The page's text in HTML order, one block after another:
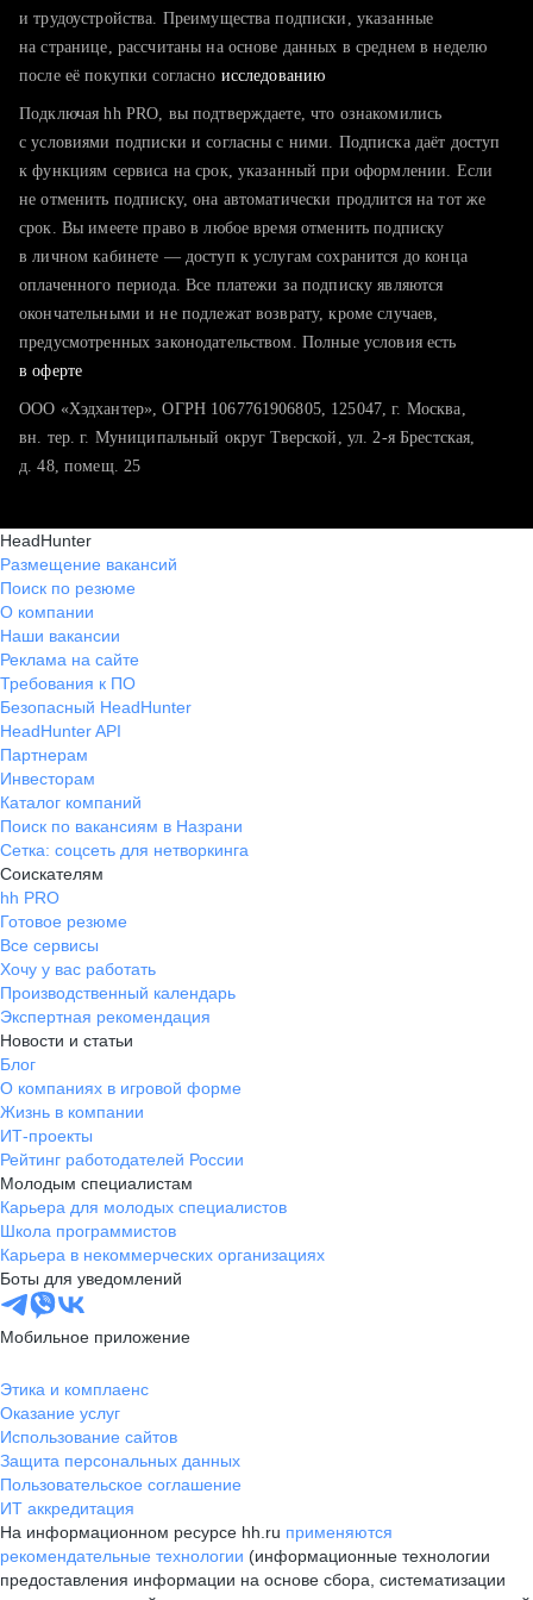
тратите много времени на поиск и вручную поднимаете
хотите сравнить себя с конкурентами и оценить шансы
и трудоустройства. Преимущества подписки, указанные
на странице, рассчитаны на основе данных в среднем в неделю
после её покупки согласно исследованию
Подключая hh PRO, вы подтверждаете, что ознакомились
с условиями подписки и согласны с ними. Подписка даёт доступ
к функциям сервиса на срок, указанный при оформлении. Если
не отменить подписку, она автоматически продлится на тот же
срок. Вы имеете право в любое время отменить подписку
в личном кабинете — доступ к услугам сохранится до конца
оплаченного периода. Все платежи за подписку являются
окончательными и не подлежат возврату, кроме случаев,
предусмотренных законодательством. Полные условия есть
в оферте
ООО «Хэдхантер», ОГРН 1067761906805, 125047, г. Москва,
вн. тер. г. Муниципальный округ Тверской, ул. 2-я Брестская,
д. 48, помещ. 25
HeadHunter
Размещение вакансий
Поиск по резюме
О компании
Наши вакансии
Реклама на сайте
Требования к ПО
Безопасный HeadHunter
HeadHunter API
Партнерам
Инвесторам
Каталог компаний
Поиск по вакансиям в Назрани
Сетка: соцсеть для нетворкинга
Соискателям
hh PRO
Готовое резюме
Все сервисы
Хочу у вас работать
Производственный календарь
Экспертная рекомендация
Новости и статьи
Блог
О компаниях в игровой форме
Жизнь в компании
ИТ-проекты
Рейтинг работодателей России
Молодым специалистам
Карьера для молодых специалистов
Школа программистов
Карьера в некоммерческих организациях
Боты для уведомлений
Мобильное приложение
Этика и комплаенс
Оказание услуг
Использование сайтов
Защита персональных данных
Пользовательское соглашение
ИТ аккредитация
На информационном ресурсе hh.ru применяются
рекомендательные технологии (информационные технологии
предоставления информации на основе сбора, систематизации